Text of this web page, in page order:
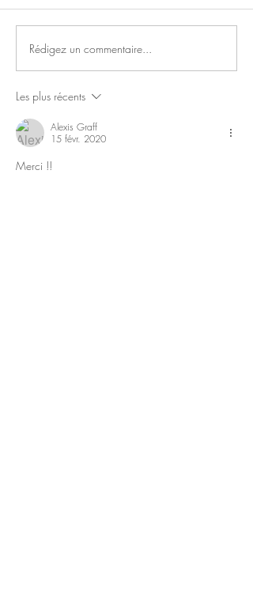
Carte de la Semaine du
14/11/22
Rédigez un commentaire...
Les plus récents
Alexis Graff
15 févr. 2020
Merci !!